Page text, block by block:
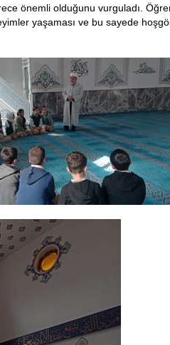
önemli olduğunu vurguladı.
yaşaması ve bu sayede